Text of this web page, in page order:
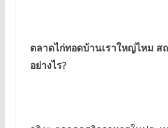
ตลาดไก่ทอดบ้านเราใหญ่ไหม
อย่างไร?